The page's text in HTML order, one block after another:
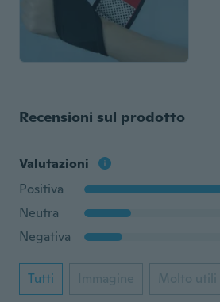
Recensioni sul prodotto
Valutazioni
Positiva
Neutra
Negativa
Tutti Immagine Molto utili